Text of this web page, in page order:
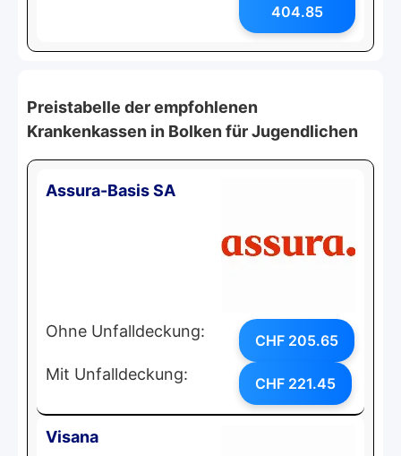
404.85
Preistabelle der empfohlenen
Krankenkassen in Bolken für Jugendlichen
Assura-Basis SA
Ohne Unfalldeckung: CHF 205.65
Mit Unfalldeckung: CHF 221.45
Visana